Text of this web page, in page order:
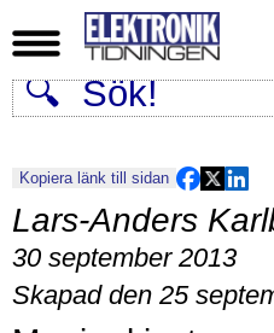
Kopiera länk till sidan
Lars-Anders
30 september 2013
Skapad den 25